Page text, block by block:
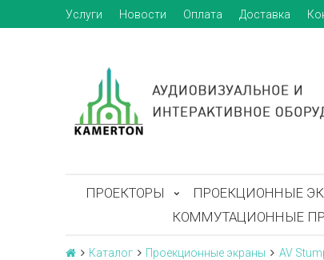
Услуги Новости Оплата Доставка
ПРОЕКТОРЫ ПРОЕКЦИОННЫЕ
КОММУТАЦИОННЫЕ
Каталог Проекционные экраны AV